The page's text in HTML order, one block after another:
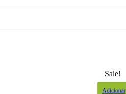
Sale!
Adicionar